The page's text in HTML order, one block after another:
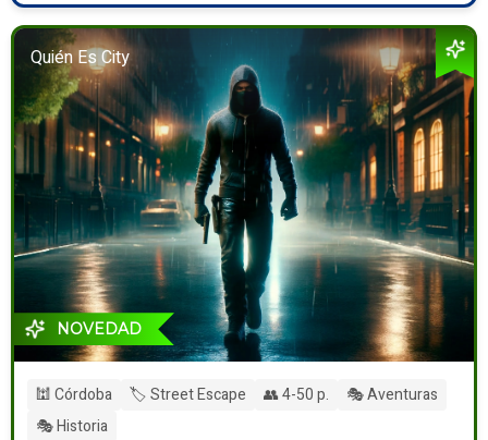
Quién Es City
NOVEDAD
🕍 Córdoba 🏷️ Street Escape 👥 4-50 p.
🎭 Aventuras
🎭 Historia